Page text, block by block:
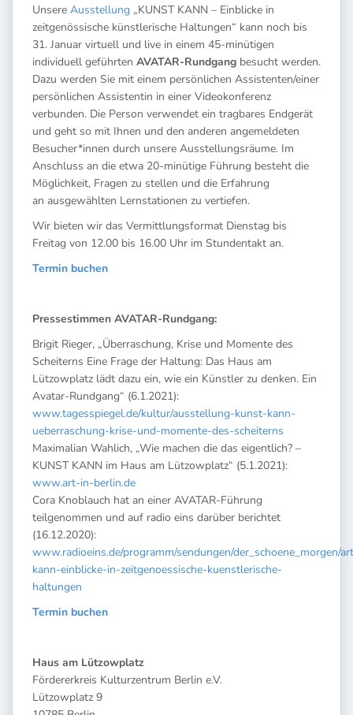
Unsere Ausstellung „KUNST KANN – Einblicke in
zeitgenössische künstlerische Haltungen“ kann noch bis
31. Januar virtuell und live in einem 45-minütigen
individuell geführten AVATAR-Rundgang besucht werden.
Dazu werden Sie mit einem persönlichen Assistenten/einer
persönlichen Assistentin in einer Videokonferenz
verbunden. Die Person verwendet ein tragbares Endgerät
und geht so mit Ihnen und den anderen angemeldeten
Besucher*innen durch unsere Ausstellungsräume. Im
Anschluss an die etwa 20-minütige Führung besteht die
Möglichkeit, Fragen zu stellen und die Erfahrung
an ausgewählten Lernstationen zu vertiefen.
Wir bieten wir das Vermittlungsformat Dienstag bis
Freitag von 12.00 bis 16.00 Uhr im Stundentakt an.
Termin buchen
Pressestimmen AVATAR-Rundgang:
Brigit Rieger, „Überraschung, Krise und Momente des
Scheiterns Eine Frage der Haltung: Das Haus am
Lützowplatz lädt dazu ein, wie ein Künstler zu denken. Ein
Avatar-Rundgang“ (6.1.2021):
www.tagesspiegel.de/kultur/ausstellung-kunst-kann-
ueberraschung-krise-und-momente-des-scheiterns
Maximalian Wahlich, „Wie machen die das eigentlich? –
KUNST KANN im Haus am Lützowplatz“ (5.1.2021):
www.art-in-berlin.de
Cora Knoblauch hat an einer AVATAR-Führung
teilgenommen und auf radio eins darüber berichtet
(16.12.2020):
www.radioeins.de/programm/sendungen/der_schoene_morgen/
kann-einblicke-in-zeitgenoessische-kuenstlerische-
haltungen
Termin buchen
Haus am Lützowplatz
Fördererkreis Kulturzentrum Berlin e.V.
Lützowplatz 9